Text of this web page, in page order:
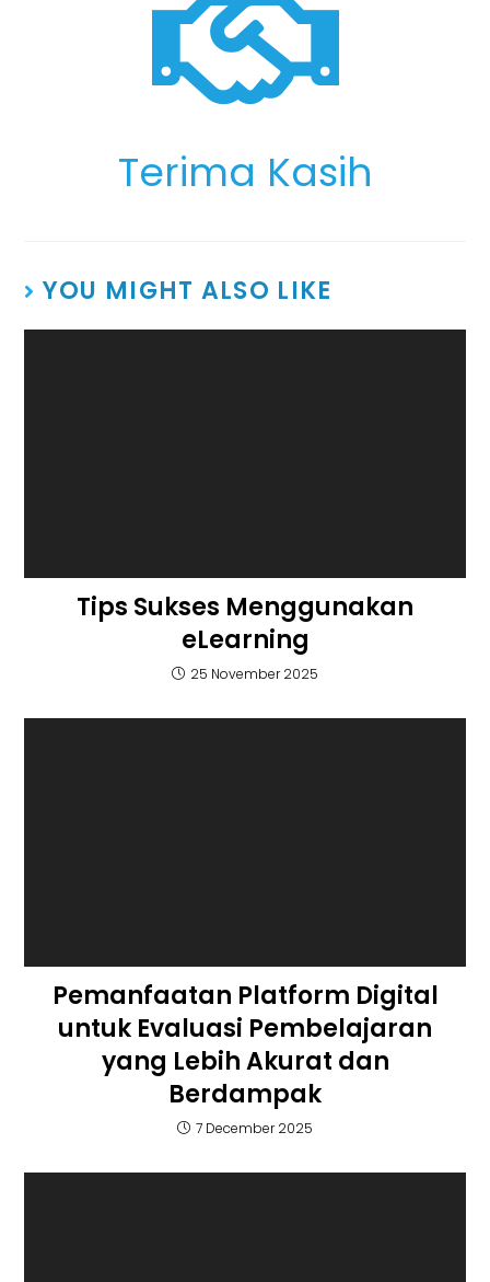
Terima Kasih
YOU MIGHT ALSO LIKE
Tips Sukses Menggunakan
eLearning
25 November 2025
Pemanfaatan Platform Digital
untuk Evaluasi Pembelajaran
yang Lebih Akurat dan
Berdampak
7 December 2025